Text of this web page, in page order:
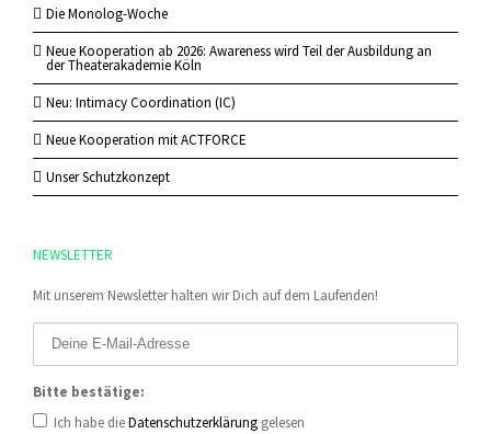
Die Monolog-Woche
Neue Kooperation ab 2026: Awareness wird Teil der Ausbildung an
der Theaterakademie Köln
Neu: Intimacy Coordination (IC)
Neue Kooperation mit ACTFORCE
Unser Schutzkonzept
NEWSLETTER
Mit unserem Newsletter halten wir Dich auf dem Laufenden!
Bitte bestätige:
Ich habe dieDatenschutzerklärung gelesen